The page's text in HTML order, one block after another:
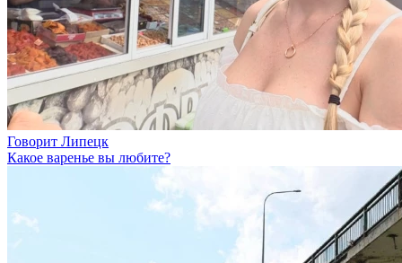
Говорит Липецк
Какое варенье вы любите?